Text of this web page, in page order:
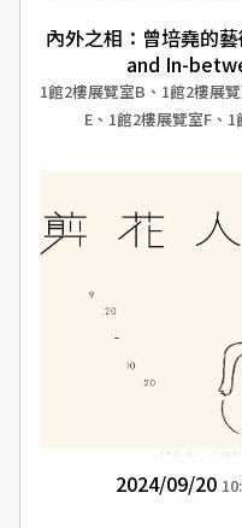
內外之相：曾培堯的
and In-
1館2樓展覽室B、1館2樓展
E、1館2樓展覽室F、
2024/09/20